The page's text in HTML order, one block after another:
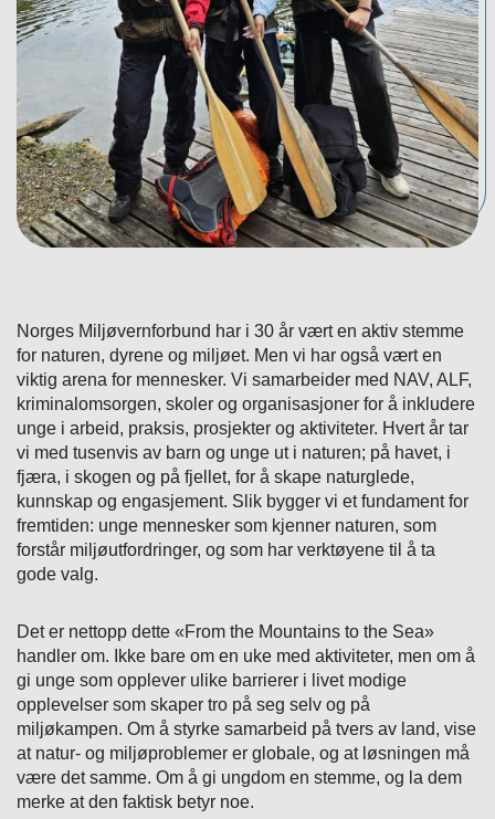
Norges Miljøvernforbund har i 30 år vært en aktiv stemme
for naturen, dyrene og miljøet. Men vi har også vært en
viktig arena for mennesker. Vi samarbeider med NAV, ALF,
kriminalomsorgen, skoler og organisasjoner for å inkludere
unge i arbeid, praksis, prosjekter og aktiviteter. Hvert år tar
vi med tusenvis av barn og unge ut i naturen; på havet, i
fjæra, i skogen og på fjellet, for å skape naturglede,
kunnskap og engasjement. Slik bygger vi et fundament for
fremtiden: unge mennesker som kjenner naturen, som
forstår miljøutfordringer, og som har verktøyene til å ta
gode valg.
Det er nettopp dette «From the Mountains to the Sea»
handler om. Ikke bare om en uke med aktiviteter, men om å
gi unge som opplever ulike barrierer i livet modige
opplevelser som skaper tro på seg selv og på
miljøkampen. Om å styrke samarbeid på tvers av land, vise
at natur- og miljøproblemer er globale, og at løsningen må
være det samme. Om å gi ungdom en stemme, og la dem
merke at den faktisk betyr noe.